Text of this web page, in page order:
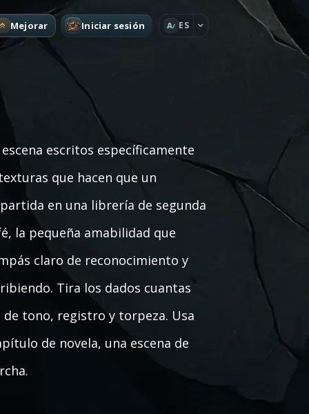
Mejorar Iniciar sesión A ES
escritos específicamente
que hacen que un
en una librería de segunda
la pequeña amabilidad que
claro de reconocimiento y
Tira los dados cuantas
tono, registro y torpeza. Usa
de novela, una escena de